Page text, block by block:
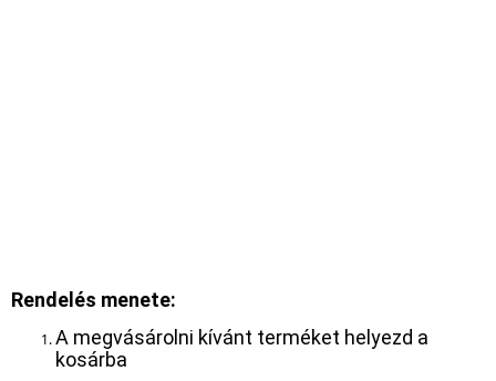
Rendelés menete:
A megvásárolni kívánt terméket helyezd a
kosárba